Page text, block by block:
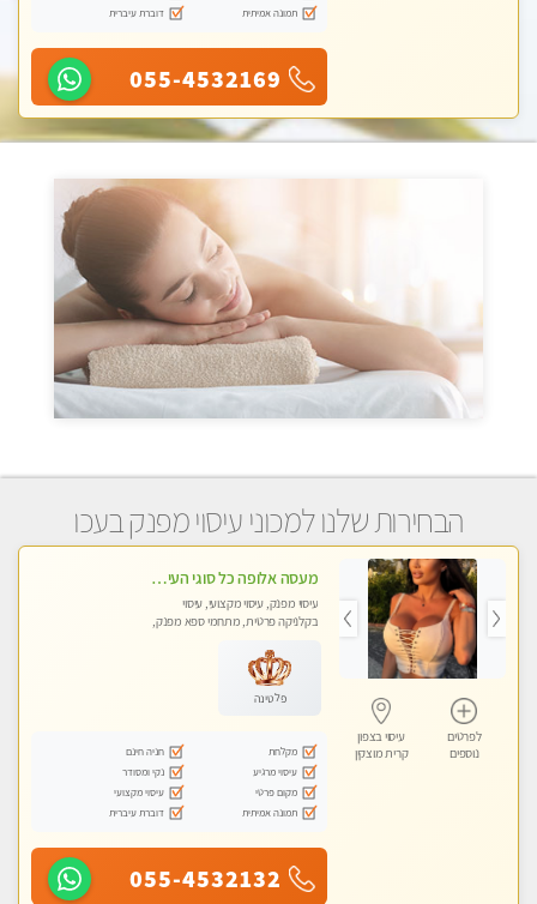
תמונה אמיתית
דוברת עיברית
055-4532169
הבחירות שלנו למכוני עיסוי מפנק בעכו
לפרטים
נוספים
עיסוי בצפון
קרית מוצקין
מעסה אלופה כל סוגי העיסויים מעסה מקצועית ואיכותית פרטי!!!
עיסוי מפנק, עיסוי מקצועי, עיסוי
בקלניקה פרטית, מתחמי ספא מפנק,
פלטינה
מקלחת
חניה חינם
עיסוי מרגיע
נקי ומסודר
מקום פרטי
עיסוי מקצועי
תמונה אמיתית
דוברת עיברית
055-4532132